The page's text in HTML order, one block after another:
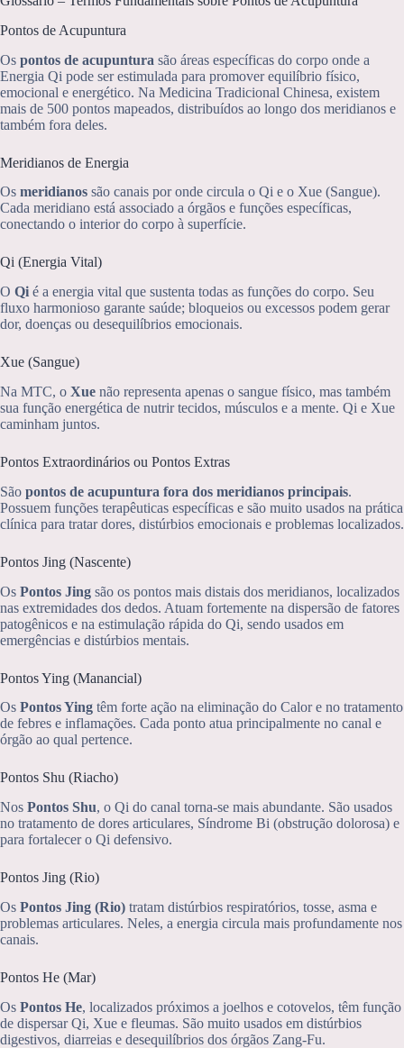
Pontos de Acupuntura
Os pontos de acupuntura são áreas específicas do corpo onde a
Energia Qi pode ser estimulada para promover equilíbrio físico,
emocional e energético. Na Medicina Tradicional Chinesa, existem
mais de 500 pontos mapeados, distribuídos ao longo dos meridianos e
também fora deles.
Meridianos de Energia
Os meridianos são canais por onde circula o Qi e o Xue (Sangue).
Cada meridiano está associado a órgãos e funções específicas,
conectando o interior do corpo à superfície.
Qi (Energia Vital)
O Qi é a energia vital que sustenta todas as funções do corpo. Seu
fluxo harmonioso garante saúde; bloqueios ou excessos podem gerar
dor, doenças ou desequilíbrios emocionais.
Xue (Sangue)
Na MTC, o Xue não representa apenas o sangue físico, mas também
sua função energética de nutrir tecidos, músculos e a mente. Qi e Xue
caminham juntos.
Pontos Extraordinários ou Pontos Extras
São pontos de acupuntura fora dos meridianos principais.
Possuem funções terapêuticas específicas e são muito usados na prática
clínica para tratar dores, distúrbios emocionais e problemas localizados.
Pontos Jing (Nascente)
Os Pontos Jing são os pontos mais distais dos meridianos, localizados
nas extremidades dos dedos. Atuam fortemente na dispersão de fatores
patogênicos e na estimulação rápida do Qi, sendo usados em
emergências e distúrbios mentais.
Pontos Ying (Manancial)
Os Pontos Ying têm forte ação na eliminação do Calor e no tratamento
de febres e inflamações. Cada ponto atua principalmente no canal e
órgão ao qual pertence.
Pontos Shu (Riacho)
Nos Pontos Shu, o Qi do canal torna-se mais abundante. São usados
no tratamento de dores articulares, Síndrome Bi (obstrução dolorosa) e
para fortalecer o Qi defensivo.
Pontos Jing (Rio)
Os Pontos Jing (Rio) tratam distúrbios respiratórios, tosse, asma e
problemas articulares. Neles, a energia circula mais profundamente nos
canais.
Pontos He (Mar)
Os Pontos He, localizados próximos a joelhos e cotovelos, têm função
de dispersar Qi, Xue e fleumas. São muito usados em distúrbios
digestivos, diarreias e desequilíbrios dos órgãos Zang-Fu.